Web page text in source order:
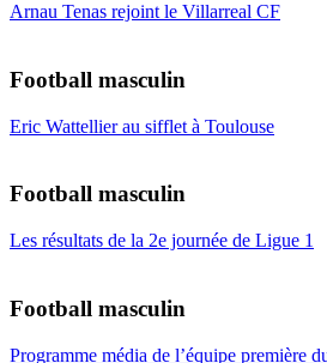
Arnau Tenas rejoint le Villarreal CF
Football masculin
Eric Wattellier au sifflet à Toulouse
Football masculin
Les résultats de la 2e journée de Ligue 1
Football masculin
Programme média de l’équipe première